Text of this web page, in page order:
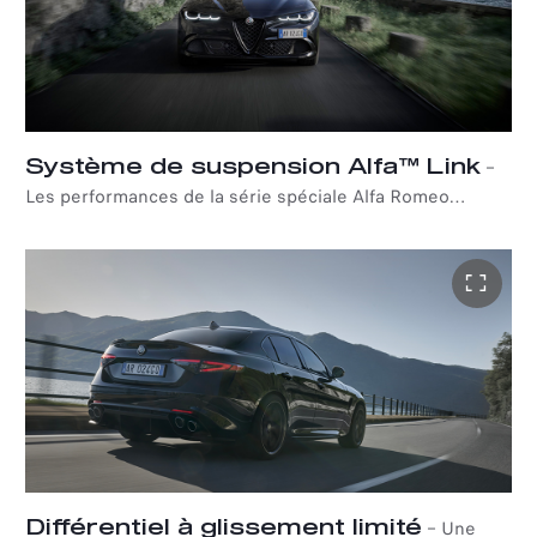
Système de suspension Alfa™ Link –
Les performances de la série spéciale Alfa Romeo
Suspension System et la technologie d'amortissement
adaptatif. Deux solutions qui améliorent la direction,
l'accélération latérale et le confort à bord.
Différentiel à glissement limité – Une